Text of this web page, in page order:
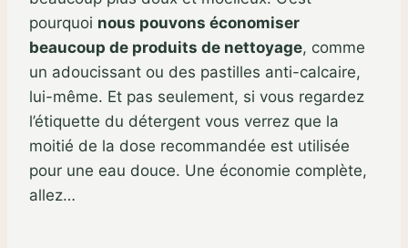
pourquoi nous pouvons économiser
beaucoup de produits de nettoyage, comme
un adoucissant ou des pastilles anti-calcaire,
lui-même. Et pas seulement, si vous regardez
l’étiquette du détergent vous verrez que la
moitié de la dose recommandée est utilisée
pour une eau douce. Une économie complète,
allez…